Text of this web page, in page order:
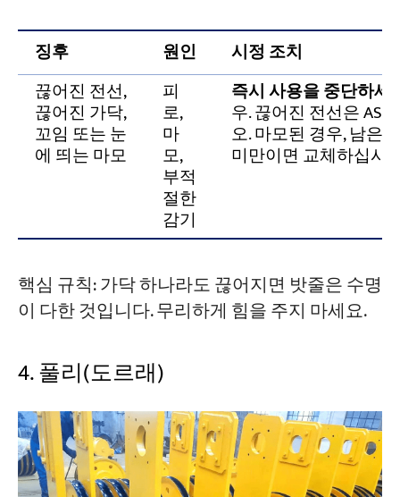
징후 원인
시정 조치
끊어진 전선,
끊어진 가닥,
꼬임 또는 눈
에 띄는 마모
피
로,
마
모,
부적
절한
감기
즉시 사용을 중단하세
우. 끊어진 전선은
오. 마모된 경우, 남은
미만이면 교체하십시
핵심 규칙: 가닥 하나라도 끊어지면 밧줄은 수명
이 다한 것입니다. 무리하게 힘을 주지 마세요.
4. 풀리(도르래)